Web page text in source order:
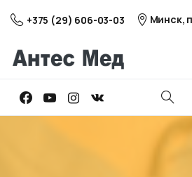
+375 (29) 606-03-03 Минск,